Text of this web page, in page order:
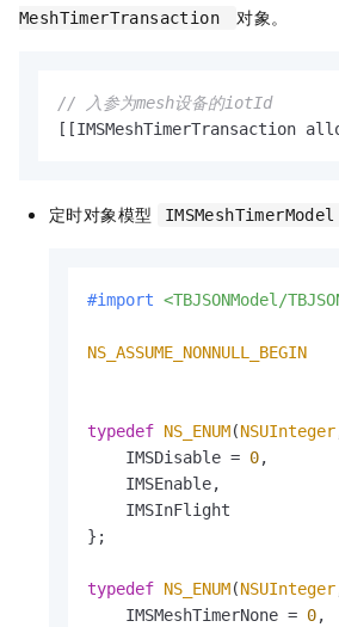
MeshTimerTransaction 对象。
// 入参为mesh设备的iotId
[[IMSMeshTimerTransaction
定时对象模型 IMSMeshTimerModel
#import <TBJSONModel/
NS_ASSUME_NONNULL_BEGIN
typedef NS_ENUM(NSUInteger
    IMSDisable =
0
};
typedef NS_ENUM(NSUInteger
    IMSMeshTimerNone =
0,